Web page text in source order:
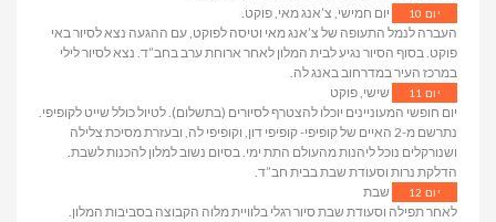
יום 10
יום חמישי, צ’אנג מאי, פוקט.
העברה לנמל התעופה של צ’אנג מאי וטיסה לפוקט, עם ההגעה נצא לסיור באי
פוקט. בסוף הסיור נגיע לבית המלון לאחר ארוחת ערב בחב”ד. נצא לסיור לילי
במרכז העיר במדרחוב באנג לה.
יום 11
שישי, פוקט
יום חופשי המעוניינים יוכלו להצטרף לסיורים (בתשלום). לטיול כולל שייט לקופיפי.
נתרשם מ-2 האיים של קופיפי- קופיפי דון, וקופיפי לה, ובעזרת מסיכת צלילה
ושנורקלים נוכל ליהנות מהעולם התת ימי. בסיום נשוב למלון להכנות לשבת.
הדלקת נרות וסעודת שבת בבית חב”ד.
יום 12
שבת
לאחר תפילה וסעודת שבת סיור רגלי בלוויית מלוה הקבוצה בסביבות המלון.